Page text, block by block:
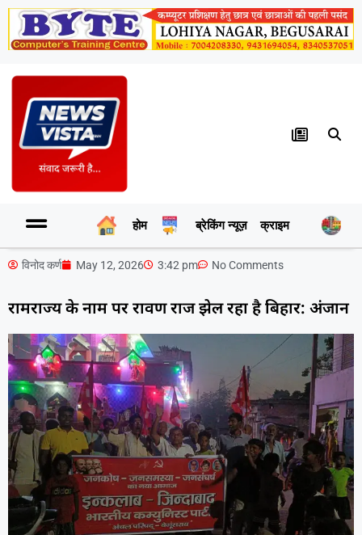
होम ब्रेकिंग न्यूज़ क्राइम
विनोद कर्ण May 12, 2026 3:42 pm No Comments
रामराज्य के नाम पर रावण राज झेल रहा है बिहार: अंजान